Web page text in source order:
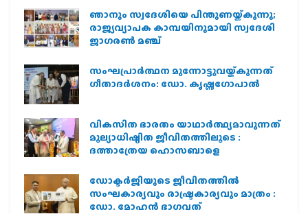
ഞാനും സ്വദേശിയെ പിന്തുണയ്ക്കുന്നു;
രാജ്യവ്യാപക കാമ്പയിനുമായി സ്വദേശി
ജാഗരണ്‍ മഞ്ച്
സംഘപ്രാര്‍ത്ഥന മുന്നോട്ടുവയ്ക്കുന്നത്
ഗീതാദര്‍ശനം: ഡോ. കൃഷ്ണഗോപാല്‍
വികസിത ഭാരതം യാഥാർത്ഥ്യമാവുന്നത്
മൂല്യാധിഷ്ഠിത ജീവിതത്തിലൂടെ :
ദത്താത്രേയ ഹൊസബാളെ
ഡോക്ടർജിയുടെ ജീവിതത്തിൽ
സംഘകാര്യവും രാഷ്ട്രകാര്യവും മാത്രം :
ഡോ. മോഹൻ ഭാഗവത്